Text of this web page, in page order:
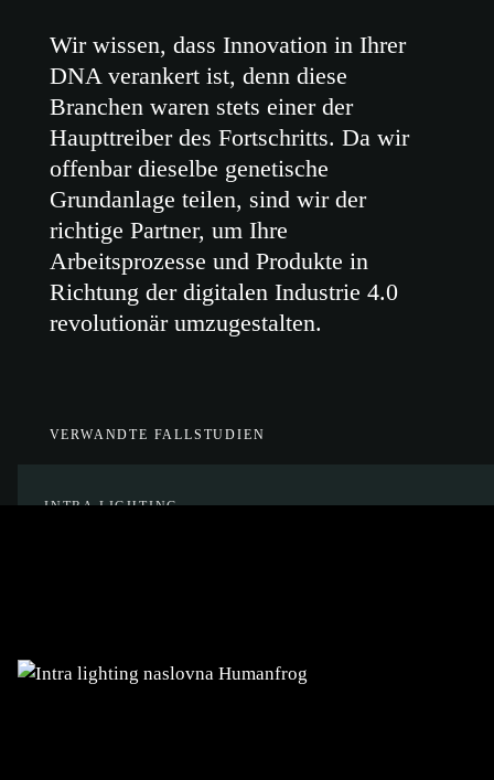
Wir wissen, dass Innovation in Ihrer
DNA verankert ist, denn diese
Branchen waren stets einer der
Haupttreiber des Fortschritts. Da wir
offenbar dieselbe genetische
Grundanlage teilen, sind wir der
richtige Partner, um Ihre
Arbeitsprozesse und Produkte in
Richtung der digitalen Industrie 4.0
revolutionär umzugestalten.
VERWANDTE FALLSTUDIEN
INTRA LIGHTING